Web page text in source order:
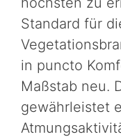
Standard für
in puncto
Maßstab neu.
gewährleistet